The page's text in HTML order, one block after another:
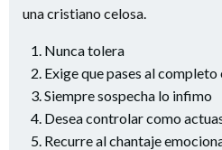
una cristiano celosa.
Nunca tolera
Exige que pases al
Siempre sospecha lo infimo
Desea controlar como
Recurre al chantaje